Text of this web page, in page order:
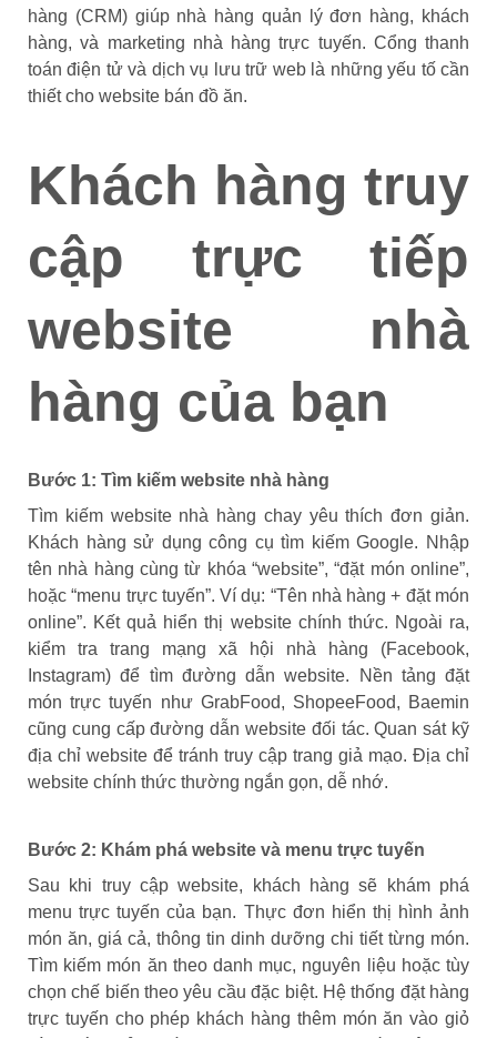
hàng (CRM) giúp nhà hàng quản lý đơn hàng, khách
hàng, và marketing nhà hàng trực tuyến. Cổng thanh
toán điện tử và dịch vụ lưu trữ web là những yếu tố cần
thiết cho website bán đồ ăn.
Khách hàng truy
cập trực tiếp
website nhà
hàng của bạn
Bước 1: Tìm kiếm website nhà hàng
Tìm kiếm website nhà hàng chay yêu thích đơn giản.
Khách hàng sử dụng công cụ tìm kiếm Google. Nhập
tên nhà hàng cùng từ khóa “website”, “đặt món online”,
hoặc “menu trực tuyến”. Ví dụ: “Tên nhà hàng + đặt món
online”. Kết quả hiển thị website chính thức. Ngoài ra,
kiểm tra trang mạng xã hội nhà hàng (Facebook,
Instagram) để tìm đường dẫn website. Nền tảng đặt
món trực tuyến như GrabFood, ShopeeFood, Baemin
cũng cung cấp đường dẫn website đối tác. Quan sát kỹ
địa chỉ website để tránh truy cập trang giả mạo. Địa chỉ
website chính thức thường ngắn gọn, dễ nhớ.
Bước 2: Khám phá website và menu trực tuyến
Sau khi truy cập website, khách hàng sẽ khám phá
menu trực tuyến của bạn. Thực đơn hiển thị hình ảnh
món ăn, giá cả, thông tin dinh dưỡng chi tiết từng món.
Tìm kiếm món ăn theo danh mục, nguyên liệu hoặc tùy
chọn chế biến theo yêu cầu đặc biệt. Hệ thống đặt hàng
trực tuyến cho phép khách hàng thêm món ăn vào giỏ